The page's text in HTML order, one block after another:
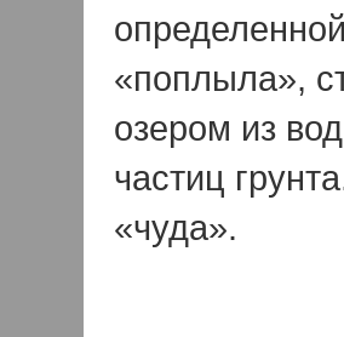
«поплыла»,
озером из
частиц
«чуда».